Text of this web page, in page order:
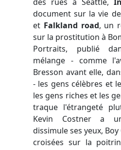
des rues à Seattle,
document sur la vie
et Falkland road, un
sur la prostitution à
Portraits, publié
mélange - comme
Bresson avant elle,
- les gens célèbres et
les gens riches et les
traque l'étrangeté
Kevin Costner a
dissimule ses yeux,
croisées sur la